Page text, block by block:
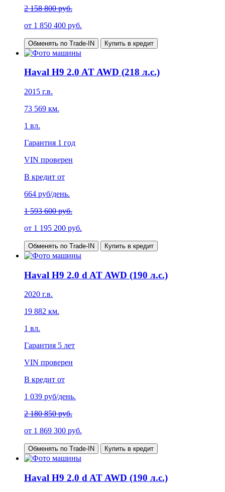
2 158 800 руб.
от 1 850 400 руб.
Обменять по Trade-IN Купить в кредит
Haval H9 2.0 AT AWD (218 л.с.)
2015 г.в.
73 569 км.
1 вл.
Гарантия 1 год
VIN проверен
В кредит от
664 руб/день.
1 593 600 руб.
от 1 195 200 руб.
Обменять по Trade-IN Купить в кредит
Haval H9 2.0 d AT AWD (190 л.с.)
2020 г.в.
19 882 км.
1 вл.
Гарантия 5 лет
VIN проверен
В кредит от
1 039 руб/день.
2 180 850 руб.
от 1 869 300 руб.
Обменять по Trade-IN Купить в кредит
Haval H9 2.0 d AT AWD (190 л.с.)